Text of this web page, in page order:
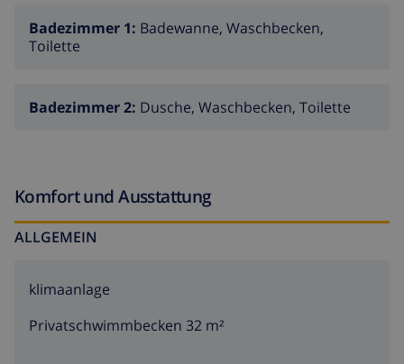
Badezimmer 1: Badewanne, Waschbecken,
Toilette
Badezimmer 2: Dusche, Waschbecken, Toilette
Komfort und Ausstattung
ALLGEMEIN
klimaanlage
Privatschwimmbecken 32 m²